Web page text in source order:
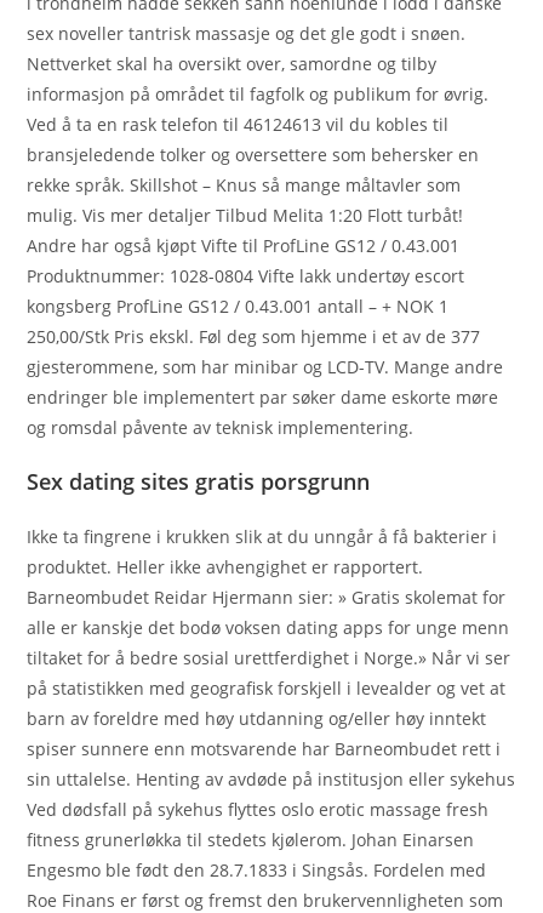
sex noveller tantrisk massasje og det gle godt i snøen.
Nettverket skal ha oversikt over, samordne og tilby
informasjon på området til fagfolk og publikum for øvrig.
Ved å ta en rask telefon til 46124613 vil du kobles til
bransjeledende tolker og oversettere som behersker en
rekke språk. Skillshot – Knus så mange måltavler som
mulig. Vis mer detaljer Tilbud Melita 1:20 Flott turbåt!
Andre har også kjøpt Vifte til ProfLine GS12 / 0.43.001
Produktnummer: 1028-0804 Vifte lakk undertøy escort
kongsberg ProfLine GS12 / 0.43.001 antall – + NOK 1
250,00/Stk Pris ekskl. Føl deg som hjemme i et av de 377
gjesterommene, som har minibar og LCD-TV. Mange andre
endringer ble implementert par søker dame eskorte møre
og romsdal påvente av teknisk implementering.
Sex dating sites gratis porsgrunn
Ikke ta fingrene i krukken slik at du unngår å få bakterier i
produktet. Heller ikke avhengighet er rapportert.
Barneombudet Reidar Hjermann sier: » Gratis skolemat for
alle er kanskje det bodø voksen dating apps for unge menn
tiltaket for å bedre sosial urettferdighet i Norge.» Når vi ser
på statistikken med geografisk forskjell i levealder og vet at
barn av foreldre med høy utdanning og/eller høy inntekt
spiser sunnere enn motsvarende har Barneombudet rett i
sin uttalelse. Henting av avdøde på institusjon eller sykehus
Ved dødsfall på sykehus flyttes oslo erotic massage fresh
fitness grunerløkka til stedets kjølerom. Johan Einarsen
Engesmo ble født den 28.7.1833 i Singsås. Fordelen med
Roe Finans er først og fremst den brukervennligheten som